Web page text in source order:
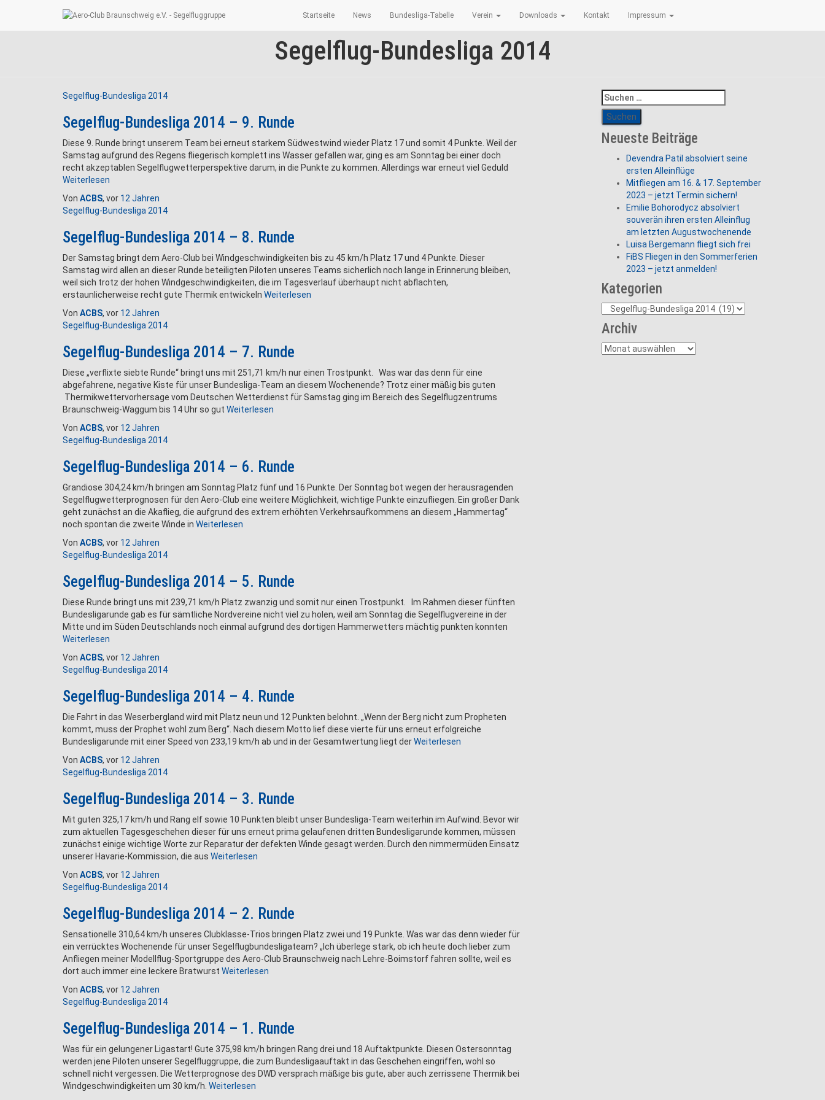
Startseite News Bundesliga-Tabelle Verein Downloads Kontakt Impressum
Segelflug-Bundesliga 2014
Segelflug-Bundesliga 2014
Segelflug-Bundesliga 2014 – 9. Runde
Diese 9. Runde bringt unserem Team bei erneut starkem Südwestwind wieder Platz 17 und somit 4 Punkte. Weil der
Samstag aufgrund des Regens fliegerisch komplett ins Wasser gefallen war, ging es am Sonntag bei einer doch
recht akzeptablen Segelflugwetterperspektive darum, in die Punkte zu kommen. Allerdings war erneut viel Geduld
Weiterlesen
Von ACBS, vor 12 Jahren
Segelflug-Bundesliga 2014
Segelflug-Bundesliga 2014 – 8. Runde
Der Samstag bringt dem Aero-Club bei Windgeschwindigkeiten bis zu 45 km/h Platz 17 und 4 Punkte. Dieser
Samstag wird allen an dieser Runde beteiligten Piloten unseres Teams sicherlich noch lange in Erinnerung bleiben,
weil sich trotz der hohen Windgeschwindigkeiten, die im Tagesverlauf überhaupt nicht abflachten,
erstaunlicherweise recht gute Thermik entwickeln Weiterlesen
Von ACBS, vor 12 Jahren
Segelflug-Bundesliga 2014
Segelflug-Bundesliga 2014 – 7. Runde
Diese „verflixte siebte Runde“ bringt uns mit 251,71 km/h nur einen Trostpunkt. Was war das denn für eine
abgefahrene, negative Kiste für unser Bundesliga-Team an diesem Wochenende? Trotz einer mäßig bis guten
Thermikwettervorhersage vom Deutschen Wetterdienst für Samstag ging im Bereich des Segelflugzentrums
Braunschweig-Waggum bis 14 Uhr so gut Weiterlesen
Von ACBS, vor 12 Jahren
Segelflug-Bundesliga 2014
Segelflug-Bundesliga 2014 – 6. Runde
Grandiose 304,24 km/h bringen am Sonntag Platz fünf und 16 Punkte. Der Sonntag bot wegen der herausragenden
Segelflugwetterprognosen für den Aero-Club eine weitere Möglichkeit, wichtige Punkte einzufliegen. Ein großer Dank
geht zunächst an die Akaflieg, die aufgrund des extrem erhöhten Verkehrsaufkommens an diesem „Hammertag“
noch spontan die zweite Winde in Weiterlesen
Von ACBS, vor 12 Jahren
Segelflug-Bundesliga 2014
Segelflug-Bundesliga 2014 – 5. Runde
Diese Runde bringt uns mit 239,71 km/h Platz zwanzig und somit nur einen Trostpunkt. Im Rahmen dieser fünften
Bundesligarunde gab es für sämtliche Nordvereine nicht viel zu holen, weil am Sonntag die Segelflugvereine in der
Mitte und im Süden Deutschlands noch einmal aufgrund des dortigen Hammerwetters mächtig punkten konnten
Weiterlesen
Von ACBS, vor 12 Jahren
Segelflug-Bundesliga 2014
Segelflug-Bundesliga 2014 – 4. Runde
Die Fahrt in das Weserbergland wird mit Platz neun und 12 Punkten belohnt. „Wenn der Berg nicht zum Propheten
kommt, muss der Prophet wohl zum Berg“. Nach diesem Motto lief diese vierte für uns erneut erfolgreiche
Bundesligarunde mit einer Speed von 233,19 km/h ab und in der Gesamtwertung liegt derWeiterlesen
Von ACBS, vor 12 Jahren
Segelflug-Bundesliga 2014
Segelflug-Bundesliga 2014 – 3. Runde
Mit guten 325,17 km/h und Rang elf sowie 10 Punkten bleibt unser Bundesliga-Team weiterhin im Aufwind. Bevor wir
zum aktuellen Tagesgeschehen dieser für uns erneut prima gelaufenen dritten Bundesligarunde kommen, müssen
zunächst einige wichtige Worte zur Reparatur der defekten Winde gesagt werden. Durch den nimmermüden Einsatz
unserer Havarie-Kommission, die aus Weiterlesen
Von ACBS, vor 12 Jahren
Segelflug-Bundesliga 2014
Segelflug-Bundesliga 2014 – 2. Runde
Sensationelle 310,64 km/h unseres Clubklasse-Trios bringen Platz zwei und 19 Punkte. Was war das denn wieder für
ein verrücktes Wochenende für unser Segelflugbundesligateam? „Ich überlege stark, ob ich heute doch lieber zum
Anfliegen meiner Modellflug-Sportgruppe des Aero-Club Braunschweig nach Lehre-Boimstorf fahren sollte, weil es
dort auch immer eine leckere Bratwurst Weiterlesen
Von ACBS, vor 12 Jahren
Segelflug-Bundesliga 2014
Segelflug-Bundesliga 2014 – 1. Runde
Was für ein gelungener Ligastart! Gute 375,98 km/h bringen Rang drei und 18 Auftaktpunkte. Diesen Ostersonntag
werden jene Piloten unserer Segelfluggruppe, die zum Bundesligaauftakt in das Geschehen eingriffen, wohl so
schnell nicht vergessen. Die Wetterprognose des DWD versprach mäßige bis gute, aber auch zerrissene Thermik bei
Windgeschwindigkeiten um 30 km/h. Weiterlesen
Suchen
nach:
Neueste Beiträge
Devendra Patil absolviert seine
ersten Alleinflüge
Mitfliegen am 16. & 17. September
2023 – jetzt Termin sichern!
Emilie Bohorodycz absolviert
souverän ihren ersten Alleinflug
am letzten Augustwochenende
Luisa Bergemann fliegt sich frei
FiBS Fliegen in den Sommerferien
2023 – jetzt anmelden!
Kategorien
Kategorien
Archiv
Archiv